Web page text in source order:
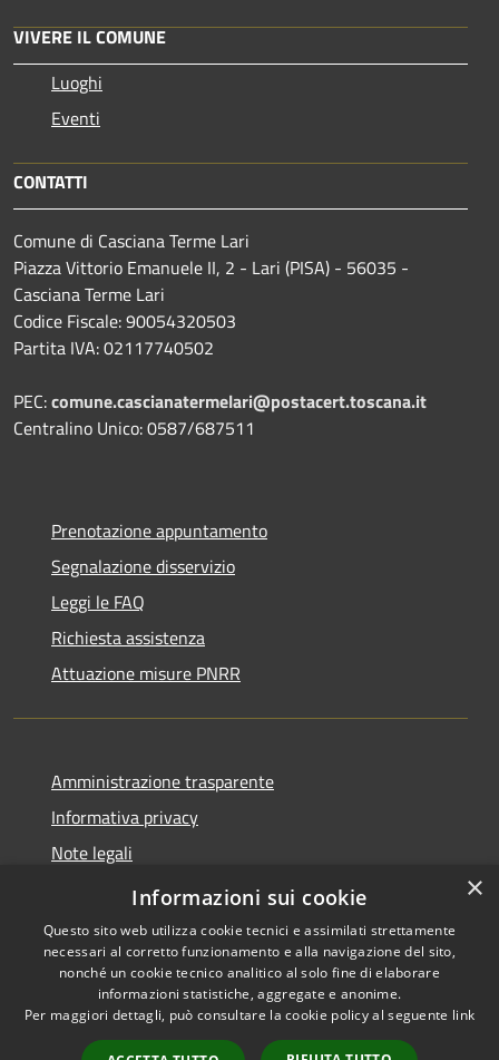
VIVERE IL COMUNE
Luoghi
Eventi
CONTATTI
Comune di Casciana Terme Lari
Piazza Vittorio Emanuele II, 2 - Lari (PISA) - 56035 -
Casciana Terme Lari
Codice Fiscale: 90054320503
Partita IVA: 02117740502
PEC:comune.cascianatermelari@postacert.toscana.it
Centralino Unico: 0587/687511
Prenotazione appuntamento
Segnalazione disservizio
Leggi le FAQ
Richiesta assistenza
Attuazione misure PNRR
Amministrazione trasparente
Informativa privacy
Note legali
Dichiarazione di accessibilità
Accessibilità
Copyright © 2026 • Comune di
Casciana Terme Lari • Powered
byMunicipium Accesso
×
Informazioni sui cookie
Questo sito web utilizza cookie tecnici e assimilati strettamente
necessari al corretto funzionamento e alla navigazione del sito,
nonché un cookie tecnico analitico al solo fine di elaborare
informazioni statistiche, aggregate e anonime.
Per maggiori dettagli, può consultare la cookie policy al seguente link